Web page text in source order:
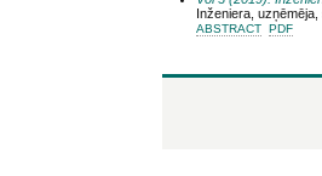
Inženiera,
ABSTRACT PDF